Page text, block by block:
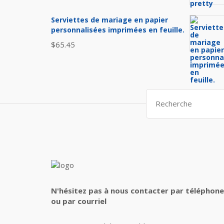
initial
était :
actuel
est :
Serviettes de mariage en papier
personnalisées imprimées en feuille.
$65.45
Search
for:
N'hésitez pas à nous contacter par
ou par courriel